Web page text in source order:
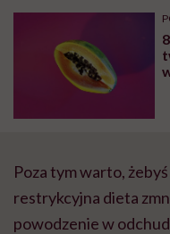
Poza tym warto,
restrykcyjna dieta
powodzenie w